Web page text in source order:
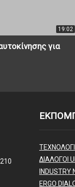
19:02
για
ΔΙΑΛΟΓΟΙ
INDUSTRY
ERGO